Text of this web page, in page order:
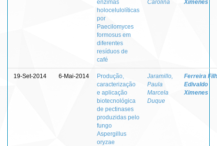
enzimas
holocelulolíticas
por
Paecilomyces
formosus em
diferentes
resíduos de
café
Carolina Ximenes
19-Set-2014 6-Mai-2014
Produção,
caracterização
e aplicação
biotecnológica
de pectinases
produzidas pelo
fungo
Aspergillus
oryzae
Jaramillo,
Paula
Marcela
Duque
Ferreira
Edivaldo
Ximenes